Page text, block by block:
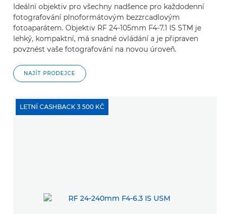
Ideální objektiv pro všechny nadšence pro každodenní
fotografování plnoformátovým bezzrcadlovým
fotoaparátem. Objektiv RF 24-105mm F4-7.1 IS STM je
lehký, kompaktní, má snadné ovládání a je připraven
povznést vaše fotografování na novou úroveň.
NAJÍT PRODEJCE
LETNÍ CASHBACK 3 500 KČ